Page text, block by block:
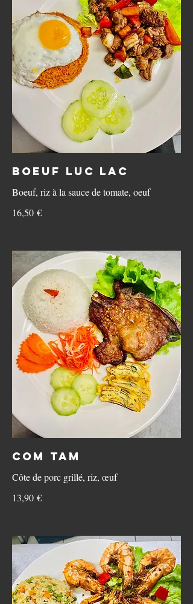
Boeuf Luc Lac
Boeuf, riz à la sauce de tomate, oeuf
16,50 €
Com Tam
Côte de porc grillé, riz, œuf
13,90 €